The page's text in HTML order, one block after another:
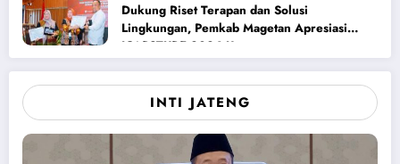
Dukung Riset Terapan dan Solusi
Lingkungan, Pemkab Magetan Apresiasi
ICAPSTURE 2026 Unesa
INTI JATENG